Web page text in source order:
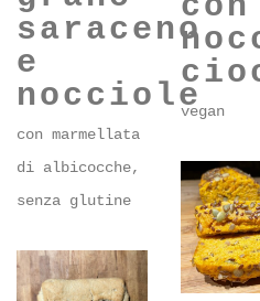
con
grano
saraceno
e
nocciole
con marmellata
di albicocche,